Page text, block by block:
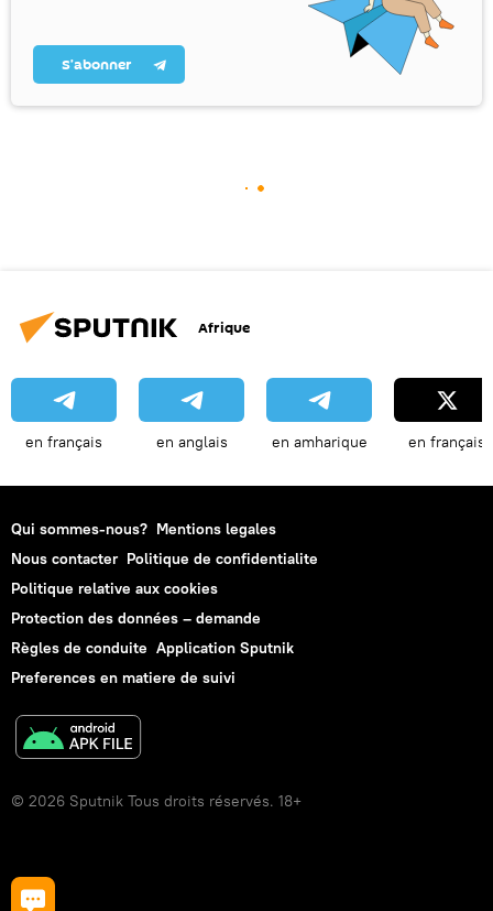
S’abonner
Afrique
en français en anglais en amharique en français
Qui sommes-nous? Mentions legales
Nous contacter Politique de confidentialite
Politique relative aux cookies
Protection des données – demande
Règles de conduite Application Sputnik
Preferences en matiere de suivi
© 2026 Sputnik Tous droits réservés. 18+